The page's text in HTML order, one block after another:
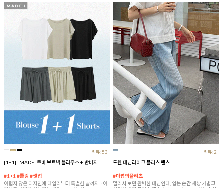
리뷰:53
[1+1] [MADE] 쿠바 보트넥 블라우스 + 반바지
#1+1 #쿨링 #셋업
어렵지 않은 디자인에 데일리부터 특별한 날까지~ 어
리뷰:2
드웬 데님라이크 플리츠 팬츠
#마법의플리츠
멀리서 보면 완벽한 데님인데, 입는 순간 세상 가볍고